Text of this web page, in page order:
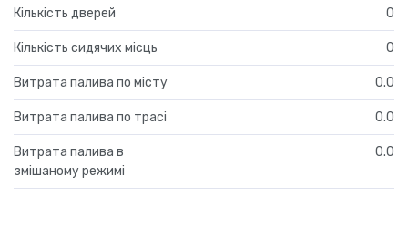
Кількість дверей 0
Кількість сидячих місць 0
Витрата палива по місту 0.0
Витрата палива по трасі 0.0
Витрата палива в
змішаному режимі
0.0